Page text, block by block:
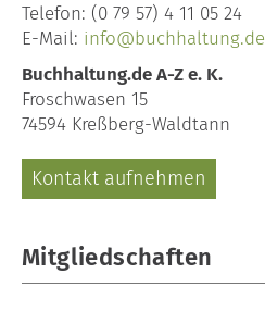
Telefon: (0 79 57) 4 11 05 24
E-Mail: info@buchhaltung.de
Buchhaltung.de A-Z e. K.
Froschwasen 15
74594 Kreßberg-Waldtann
Kontakt aufnehmen
Mitgliedschaften